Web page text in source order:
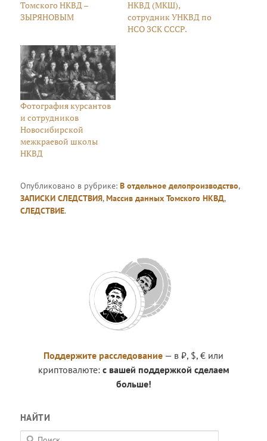
Томского НКВД –
ЗЫРЯНОВЫМ
НКВД (МКШ),
сотрудник УНКВД по
НСО ЗСК СССР.
Фотография курсантов
и сотрудников
Новосибирской
межкраевой школы
НКВД
Опубликовано в рубрике:В отдельное делопроизводство,
ЗАПИСКИ СЛЕДСТВИЯ,Массив данных Томского НКВД,
СЛЕДСТВИЕ.
Поддержите расследование — в ₽, $, € или
криптовалюте: с вашей поддержкой сделаем
больше!
НАЙТИ
П